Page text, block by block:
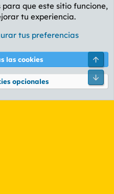
Política de privacidad Ayuda
2026 XenForo Ltd.
para que este sitio funcione,
tu experiencia.
tus preferencias
las cookies
opcionales
Pie